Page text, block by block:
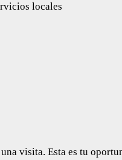
locales
visita. Esta es tu